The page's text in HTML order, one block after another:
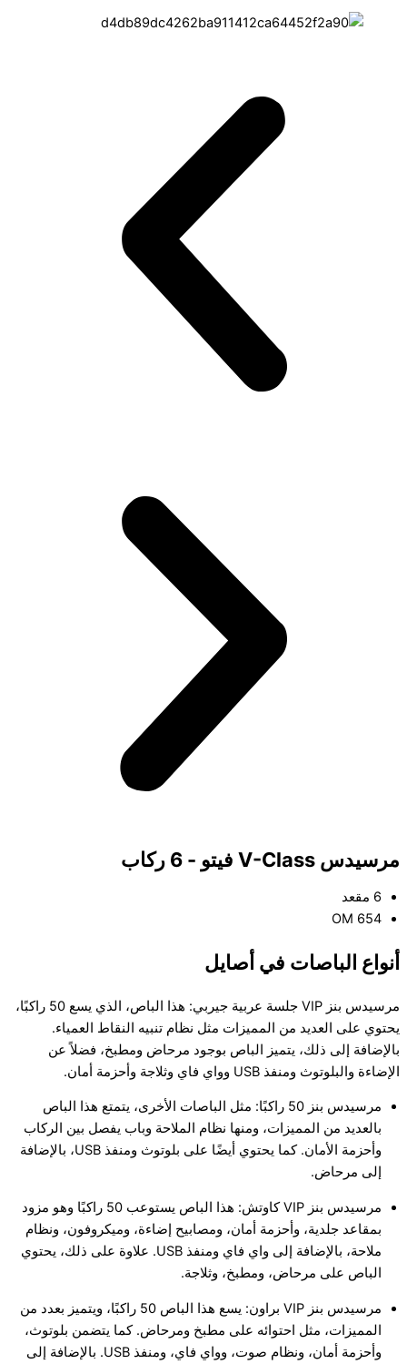
مرسيدس V-Class فيتو - 6 ركاب
6 مقعد
OM 654
أنواع الباصات في أصايل
مرسيدس بنز VIP جلسة عربية جيربي: هذا الباص، الذي يسع 50 راكبًا،
يحتوي على العديد من المميزات مثل نظام تنبيه النقاط العمياء.
بالإضافة إلى ذلك، يتميز الباص بوجود مرحاض ومطبخ، فضلاً عن
الإضاءة والبلوتوث ومنفذ USB وواي فاي وثلاجة وأحزمة أمان.
مرسيدس بنز 50 راكبًا: مثل الباصات الأخرى، يتمتع هذا الباص
بالعديد من المميزات، ومنها نظام الملاحة وباب يفصل بين الركاب
وأحزمة الأمان. كما يحتوي أيضًا على بلوتوث ومنفذ USB، بالإضافة
إلى مرحاض.
مرسيدس بنز VIP كاوتش: هذا الباص يستوعب 50 راكبًا وهو مزود
بمقاعد جلدية، وأحزمة أمان، ومصابيح إضاءة، وميكروفون، ونظام
ملاحة، بالإضافة إلى واي فاي ومنفذ USB. علاوة على ذلك، يحتوي
الباص على مرحاض، ومطبخ، وثلاجة.
مرسيدس بنز VIP براون: يسع هذا الباص 50 راكبًا، ويتميز بعدد من
المميزات، مثل احتوائه على مطبخ ومرحاض. كما يتضمن بلوتوث،
وأحزمة أمان، ونظام صوت، وواي فاي، ومنفذ USB. بالإضافة إلى